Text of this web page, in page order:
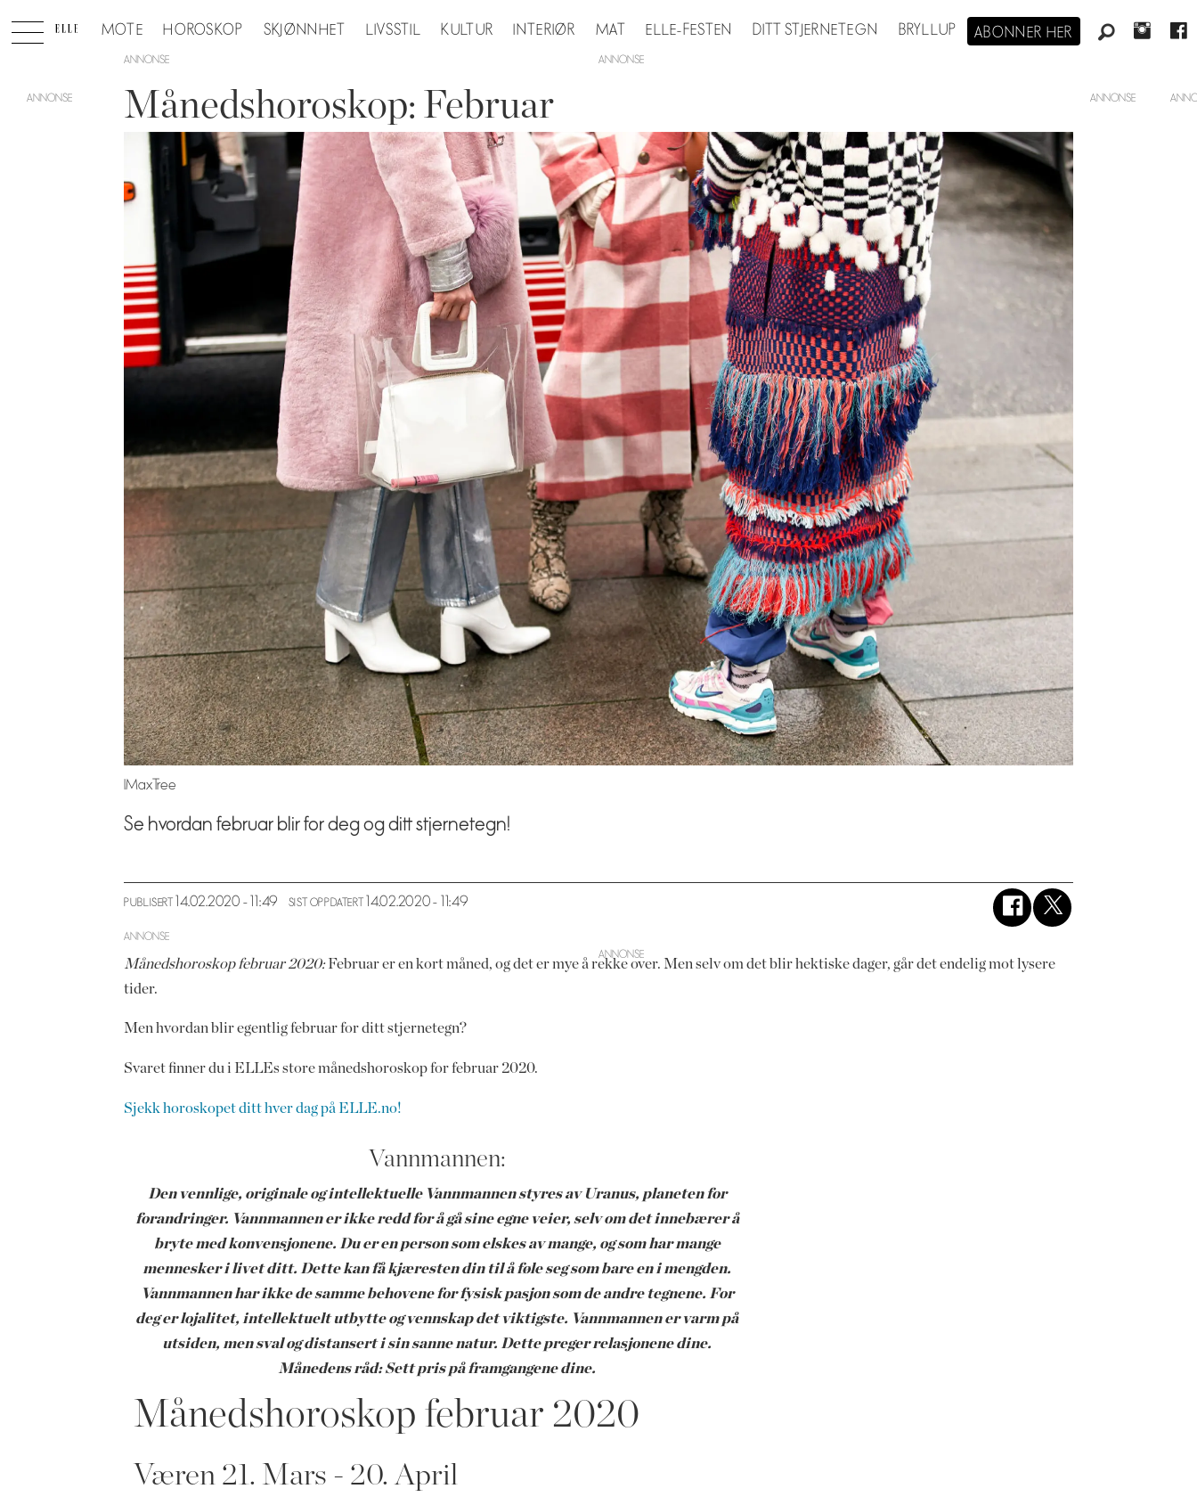
MOTE HOROSKOP SKJØNNHET LIVSSTIL KULTUR INTERIØR MAT ELLE-FESTEN DITT STJERNETEGN BRYLLUP ABONNER HER
ANNONSE
Månedshoroskop: Februar
IMaxTree
Se hvordan februar blir for deg og ditt stjernetegn!
PUBLISERT 14.02.2020 - 11:49 SIST OPPDATERT 14.02.2020 - 11:49
ANNONSE
Månedshoroskop februar 2020:Februar er en kort måned, og det er mye å rekke over. Men selv om det blir hektiske dager, går det endelig mot lysere
tider.
Men hvordan blir egentlig februar for ditt stjernetegn?
Svaret finner du i ELLEs store månedshoroskop for februar 2020.
Sjekk horoskopet ditt hver dag på ELLE.no!
Vannmannen:
Den vennlige, originale og intellektuelle Vannmannen styres av Uranus, planeten for
forandringer. Vannmannen er ikke redd for å gå sine egne veier, selv om det innebærer å
bryte med konvensjonene. Du er en person som elskes av mange, og som har mange
mennesker i livet ditt. Dette kan få kjæresten din til å føle seg som bare en i mengden.
Vannmannen har ikke de samme behovene for fysisk pasjon som de andre tegnene. For
deg er lojalitet, intellektuelt utbytte og vennskap det viktigste. Vannmannen er varm på
utsiden, men sval og distansert i sin sanne natur. Dette preger relasjonene dine.
Månedens råd: Sett pris på framgangene dine.
Månedshoroskop februar 2020
Væren 21. Mars - 20. April
ANNONSE